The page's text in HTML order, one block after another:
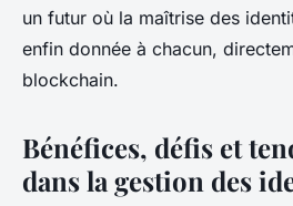
un futur où la maîtrise des
enfin donnée à chacun,
blockchain.
Bénéfices, défis et
dans la gestion des